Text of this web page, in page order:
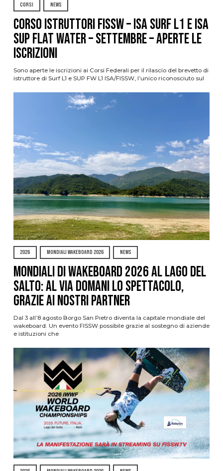
CORSI NEWS
CORSO ISTRUTTORI FISSW – ISA SURF L1 e ISA
SUP Flat Water – SETTEMBRE – APERTE LE
ISCRIZIONI
Sono aperte le iscrizioni ai Corsi Federali per il rilascio del brevetto di
istruttore di Surf L1 e SUP FW L1 ISA/FISSW, l’unico riconosciuto sul
2026 MONDIALI WAKEBOARD 2026 NEWS
Mondiali di Wakeboard 2026 al Lago del
Salto: al via domani lo spettacolo,
grazie ai nostri Partner
Dal 3 all’8 agosto Borgo San Pietro diventa la capitale mondiale del
wakeboard. Un evento FISSW possibile grazie al sostegno di aziende
e istituzioni che